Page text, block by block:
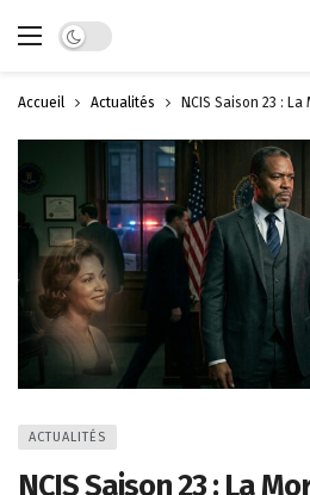
Dark mode
Accueil Actualités NCIS Saison 23 :
ACTUALITÉS
NCIS Saison 23 : La